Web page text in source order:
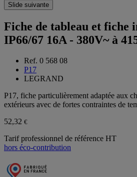
Slide suivante
Fiche de tableau et fiche
IP66/67 16A - 380V~ à
Ref. 0 568 08
P17
LEGRAND
P17, fiche particulièrement adaptée aux
extérieurs avec de fortes contraintes de
52,32 €
Tarif professionnel de référence HT
hors éco-contribution